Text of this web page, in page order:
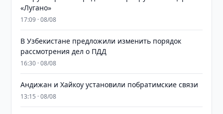
«Лугано»
17:09 · 08/08
В Узбекистане предложили изменить порядок
рассмотрения дел о ПДД
16:30 · 08/08
Андижан и Хайкоу установили побратимские связи
13:15 · 08/08